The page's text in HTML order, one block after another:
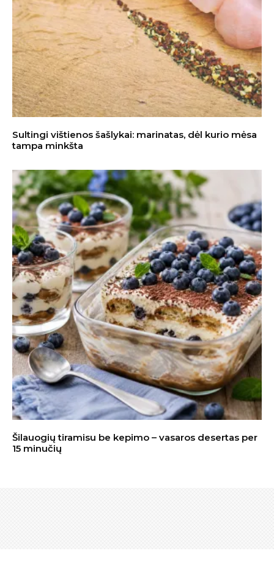
Sultingi vištienos šašlykai: marinatas, dėl kurio mėsa
tampa minkšta
Šilauogių tiramisu be kepimo – vasaros desertas per
15 minučių